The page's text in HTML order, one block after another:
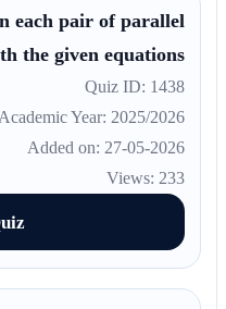
each pair of parallel
the given equations.
Quiz ID: 1438
Academic Year: 2025/2026
Added on: 27-05-2026
Views: 233